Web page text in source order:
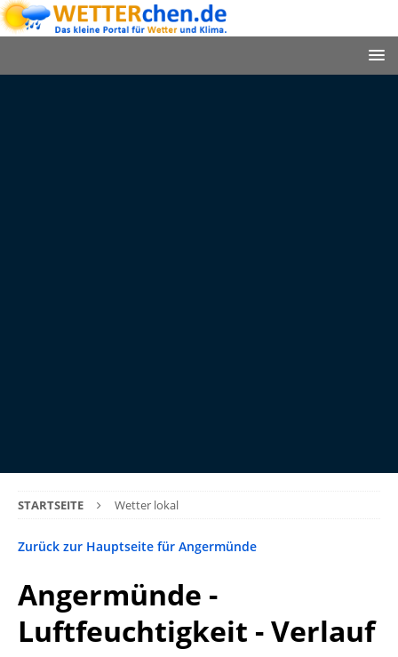
STARTSEITE Wetter lokal
Zurück zur Hauptseite für Angermünde
Angermünde -
Luftfeuchtigkeit - Verlauf